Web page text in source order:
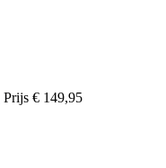
Prijs € 149,95